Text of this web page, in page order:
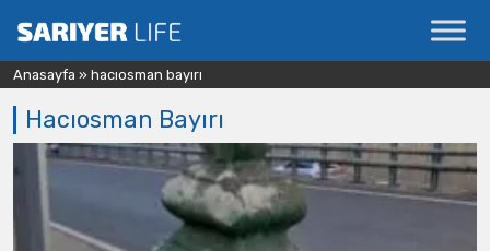
Anasayfa » hacıosman bayırı
Hacıosman Bayırı